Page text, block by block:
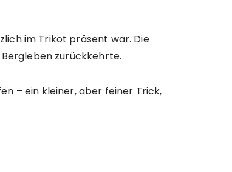
im Trikot präsent war. Die
zurückkehrte.
– ein kleiner, aber feiner Trick,